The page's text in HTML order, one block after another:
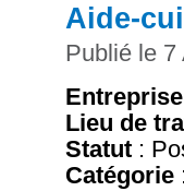
Aide-
Publié le 7
Entreprise
Lieu de
Statut :
Catégorie